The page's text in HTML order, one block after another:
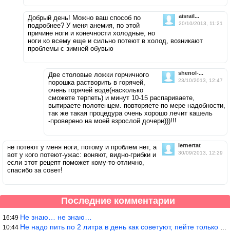
aisrail...
20/10/2013, 11:21
Добрый день! Можно ваш способ по
подробнее? У меня анемия, по этой
причине ноги и конечности холодные, но
ноги ко всему еще и сильно потеют в холод, возникают
проблемы с зимней обувью
shenol-...
23/10/2013, 12:47
Две столовые ложки горчичного
порошка растворить в горячей,
очень горячей воде(насколько
сможете терпеть) и минут 10-15 распариваете,
вытираете полотенцем. повторяете по мере надобности,
так же такая процедура очень хорошо лечит кашель
-проверено на моей взрослой дочери)))!!!
lernertat
30/09/2013, 12:29
не потеют у меня ноги, потому и проблем нет, а
вот у кого потеют-ужас: воняют, видно-грибки и
если этот рецепт поможет кому-то-отлично,
спасибо за совет!
Последние комментарии
16:49 Не знаю… не знаю…
10:44 Не надо пить по 2 литра в день как советуют, пейте только когда